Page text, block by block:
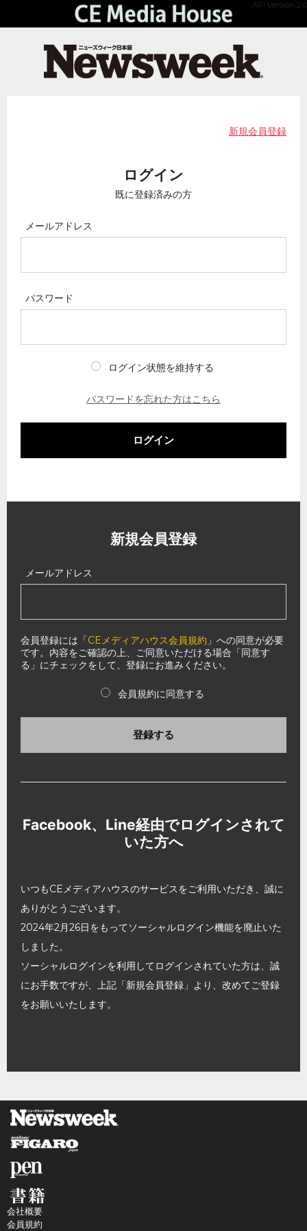
API Version 2.0
新規会員登録
ログイン
既に登録済みの方
メールアドレス
パスワード
ログイン状態を維持する
パスワードを忘れた方はこちら
ログイン
新規会員登録
メールアドレス
会員登録には「CEメディアハウス会員規約 」への同意が必要
です。内容をご確認の上、ご同意いただける場合「同意す
る」にチェックをして、登録にお進みください。
会員規約に同意する
登録する
Facebook、Line経由でログインされて
いた方へ
いつもCEメディアハウスのサービスをご利用いただき、誠に
ありがとうございます。
2024年2月26日をもってソーシャルログイン機能を廃止いた
しました。
ソーシャルログインを利用してログインされていた方は、誠
にお手数ですが、上記「新規会員登録」より、改めてご登録
をお願いいたします。
会社概要
会員規約